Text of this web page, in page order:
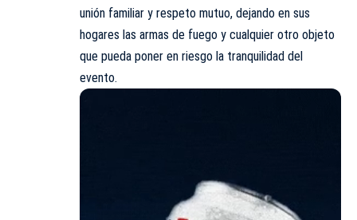
unión familiar y respeto mutuo, dejando en sus
hogares las armas de fuego y cualquier otro objeto
que pueda poner en riesgo la tranquilidad del
evento.